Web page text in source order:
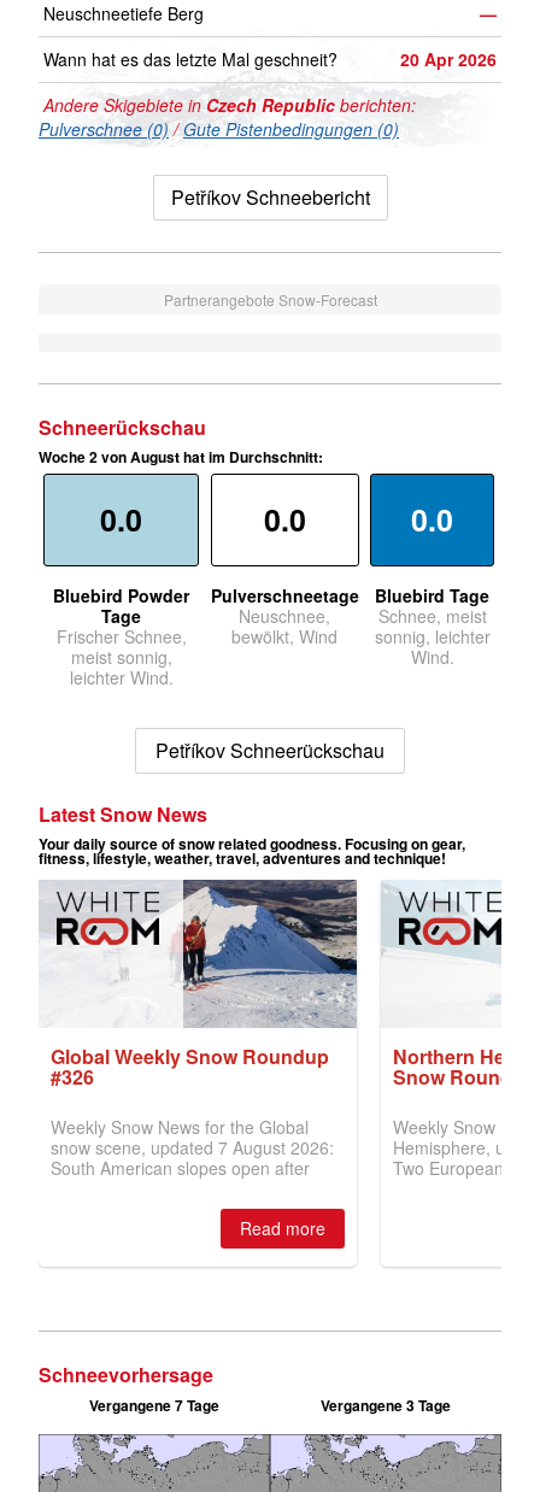
Neuschneetiefe Berg
—
Wann hat es das letzte Mal geschneit?
20 Apr 2026
Andere Skigebiete inCzech Republic berichten:
Pulverschnee (0)/Gute Pistenbedingungen (0)
Petříkov Schneebericht
Partnerangebote Snow-Forecast
Schneerückschau
Woche 2 von August hat im Durchschnitt:
0.0
Bluebird Powder
Tage
Frischer Schnee,
meist sonnig,
leichter Wind.
0.0
Pulverschneetage
Neuschnee,
bewölkt, Wind
0.0
Bluebird Tage
Schnee, meist
sonnig, leichter
Wind.
Petříkov Schneerückschau
Schneevorhersage
Vergangene 7 Tage Vergangene 3 Tage